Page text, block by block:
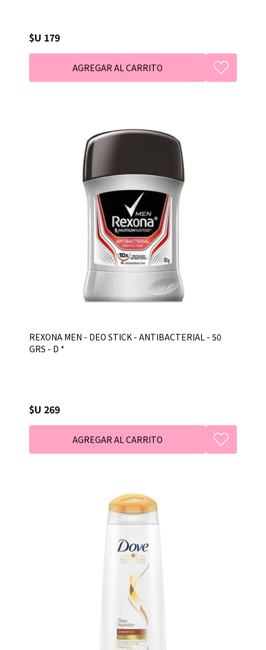
$U 179
REXONA MEN - DEO STICK - ANTIBACTERIAL - 50
GRS - D *
$U 269